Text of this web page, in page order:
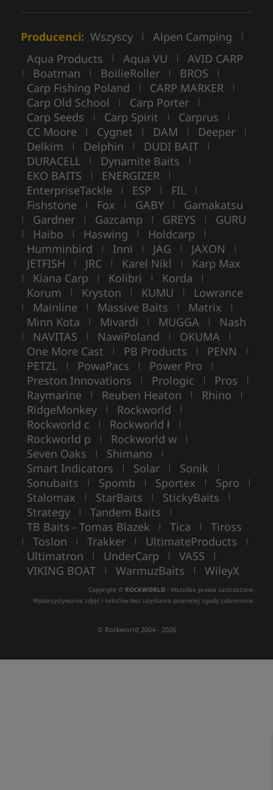
Producenci: Wszyscy | Alpen Camping |
Aqua Products | Aqua VU | AVID CARP
| Boatman | BoilieRoller | BROS |
Carp Fishing Poland | CARP MARKER |
Carp Old School | Carp Porter |
Carp Seeds | Carp Spirit | Carprus |
CC Moore | Cygnet | DAM | Deeper |
Delkim | Delphin | DUDI BAIT |
DURACELL | Dynamite Baits |
EKO BAITS | ENERGIZER |
EnterpriseTackle | ESP | FIL |
Fishstone | Fox | GABY | Gamakatsu
| Gardner | Gazcamp | GREYS | GURU
| Haibo | Haswing | Holdcarp |
Humminbird | Inni | JAG | JAXON |
JETFISH | JRC | Karel Nikl | Karp Max
| Kiana Carp | Kolibri | Korda |
Korum | Kryston | KUMU | Lowrance
| Mainline | Massive Baits | Matrix |
Minn Kota | Mivardi | MUGGA | Nash
| NAVITAS | NawiPoland | OKUMA |
One More Cast | PB Products | PENN |
PETZL | PowaPacs | Power Pro |
Preston Innovations | Prologic | Pros |
Raymarine | Reuben Heaton | Rhino |
RidgeMonkey | Rockworld |
Rockworld c | Rockworld ł |
Rockworld p | Rockworld w |
Seven Oaks | Shimano |
Smart Indicators | Solar | Sonik |
Sonubaits | Spomb | Sportex | Spro |
Stalomax | StarBaits | StickyBaits |
Strategy | Tandem Baits |
TB Baits - Tomas Blazek | Tica | Tiross
| Toslon | Trakker | UltimateProducts |
Ultimatron | UnderCarp | VASS |
VIKING BOAT | WarmuzBaits | WileyX
Copyright © ROCKWORLD - Wszelkie prawa zastrzeżone.
Wykorzystywanie zdjęć i tekstów bez uzyskania pisemnej zgody zabronione.
© Rockworld 2004 - 2026